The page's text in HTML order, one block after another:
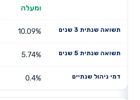
ומעלה
10.09%
5.74%
0.4%